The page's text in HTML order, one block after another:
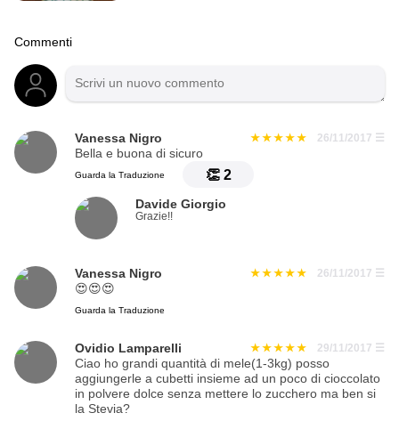
Commenti
Vanessa Nigro 26/11/2017 ☰
Bella e buona di sicuro
Guarda la Traduzione 👏 2
Davide Giorgio
Grazie!!
Vanessa Nigro 26/11/2017 ☰
😍😍😍
Guarda la Traduzione
Ovidio Lamparelli 29/11/2017 ☰
Ciao ho grandi quantità di mele(1-3kg) posso
aggiungerle a cubetti insieme ad un poco di cioccolato
in polvere dolce senza mettere lo zucchero ma ben si
la Stevia?